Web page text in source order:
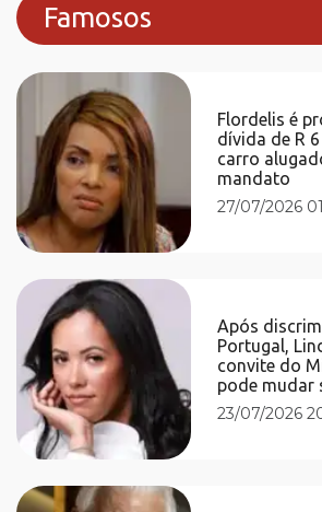
Famosos
Flordelis é
dívida de R
carro
mandato
27/07/2026
Após
Portugal,
convite do
pode mudar
23/07/2026